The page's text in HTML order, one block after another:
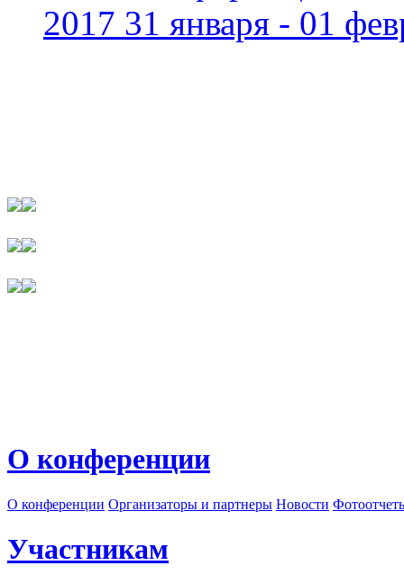
2017 31 января - 01
О конференции
О конференции Организаторы и партнеры Новости
Участникам